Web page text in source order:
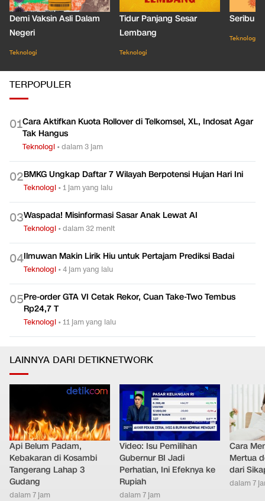
Demi Vaksin Asli Dalam
Negeri
Teknologi
Tidur Panjang Sesar
Lembang
Teknologi
Seribu
Teknologi
TERPOPULER
01Cara Aktifkan Kuota Rollover di Telkomsel, XL, Indosat Agar
Tak Hangus
Teknologi •dalam 3 jam
02BMKG Ungkap Daftar 7 Wilayah Berpotensi Hujan Hari Ini
Teknologi •1 jam yang lalu
03Waspada! Misinformasi Sasar Anak Lewat AI
Teknologi •dalam 32 menit
04Ilmuwan Makin Lirik Hiu untuk Pertajam Prediksi Badai
Teknologi •4 jam yang lalu
05Pre-order GTA VI Cetak Rekor, Cuan Take-Two Tembus
Rp24,7 T
Teknologi •11 jam yang lalu
LAINNYA DARI DETIKNETWORK
Api Belum Padam,
Kebakaran di Kosambi
Tangerang Lahap 3
Gudang
dalam 7 jam
Video: Isu Pemilihan
Gubernur BI Jadi
Perhatian, Ini Efeknya ke
Rupiah
dalam 7 jam
Cara
Mertua
dari
dalam 7